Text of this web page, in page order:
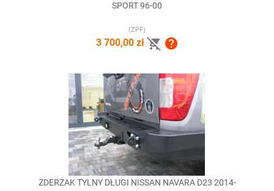
SPORT 96-00
(ZPF)
3 700,00 zł  
ZDERZAK TYLNY DŁUGI NISSAN NAVARA D23 2014-